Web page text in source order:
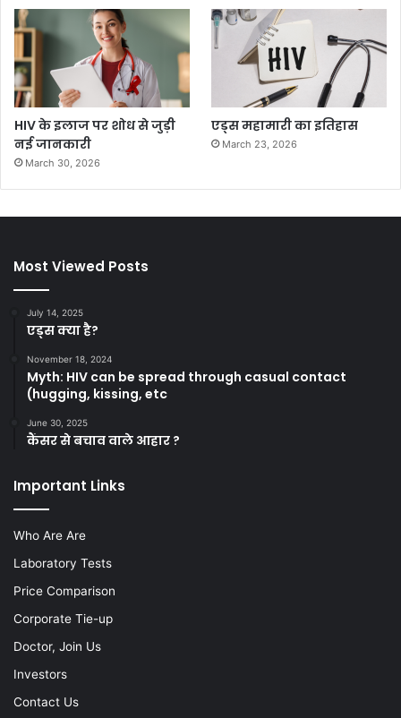
HIV के इलाज पर शोध से जुड़ी
नई जानकारी
March 30, 2026
एड्स महामारी का इतिहास
March 23, 2026
Most Viewed Posts
July 14, 2025
एड्स क्या है?
November 18, 2024
Myth: HIV can be spread through casual contact
(hugging, kissing, etc
June 30, 2025
कैंसर से बचाव वाले आहार ?
Important Links
Who Are Are
Laboratory Tests
Price Comparison
Corporate Tie-up
Doctor, Join Us
Investors
Contact Us